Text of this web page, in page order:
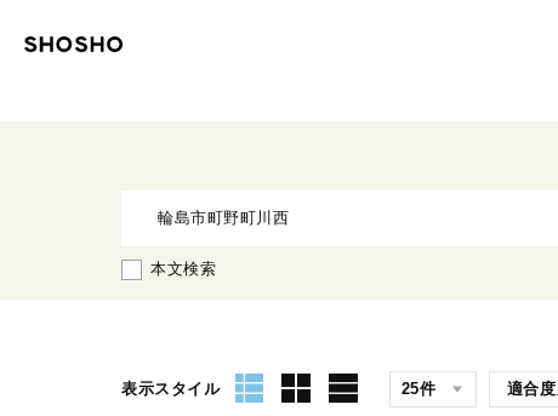
本文検索
表示スタイル